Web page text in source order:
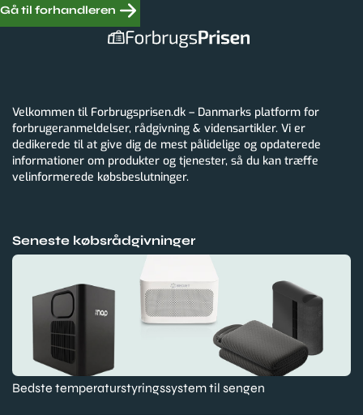
Gå til forhandleren
Velkommen til Forbrugsprisen.dk – Danmarks platform for
forbrugeranmeldelser, rådgivning & vidensartikler. Vi er
dedikerede til at give dig de mest pålidelige og opdaterede
informationer om produkter og tjenester, så du kan træffe
velinformerede købsbeslutninger.
Seneste købsrådgivninger
Bedste temperaturstyringssystem til sengen